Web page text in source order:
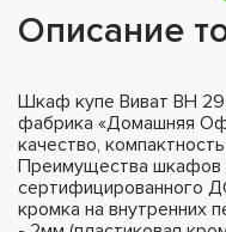
Описание
Шкаф купе Виват ВН
фабрика «Домашняя
качество,
Преимущества шкафов
сертифицированного
кромка на внутренних